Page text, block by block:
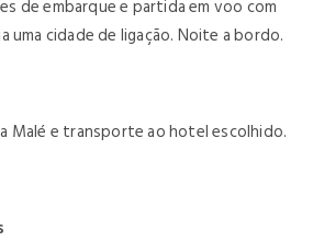
de embarque e partida em voo com
uma cidade de ligação. Noite a bordo.
Malé e transporte ao hotel escolhido.